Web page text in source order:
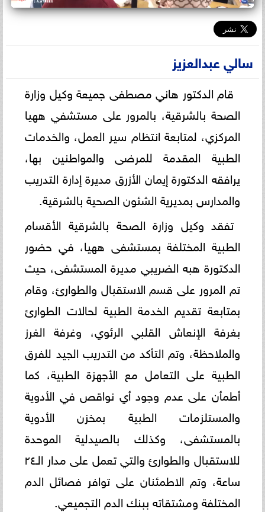
سالي عبدالعزيز
قام الدكتور هاني مصطفى جميعة وكيل وزارة
الصحة بالشرقية، بالمرور على مستشفي ههيا
المركزي، لمتابعة انتظام سير العمل، والخدمات
الطبية المقدمة للمرضى والمواطنين بها،
يرافقه الدكتورة إيمان الأزرق مديرة إدارة التدريب
والمدارس بمديرية الشئون الصحية بالشرقية.
تفقد وكيل وزارة الصحة بالشرقية الأقسام
الطبية المختلفة بمستشفى ههيا، في حضور
الدكتورة هبه الضريبي مديرة المستشفى، حيث
تم المرور على قسم الاستقبال والطوارئ، وقام
بمتابعة تقديم الخدمة الطبية لحالات الطوارئ
بغرفة الإنعاش القلبي الرئوي، وغرفة الغرز
والملاحظة، وتم التأكد من التدريب الجيد للفرق
الطبية على التعامل مع الأجهزة الطبية، كما
أطمأن على عدم وجود أي نواقص في الأدوية
والمستلزمات الطبية بمخزن الأدوية
بالمستشفى، وكذلك بالصيدلية الموحدة
للاستقبال والطوارئ والتي تعمل على مدار الـ٢٤
ساعة، وتم الاطمئنان على توافر فصائل الدم
المختلفة ومشتقاته ببنك الدم التجميعي.